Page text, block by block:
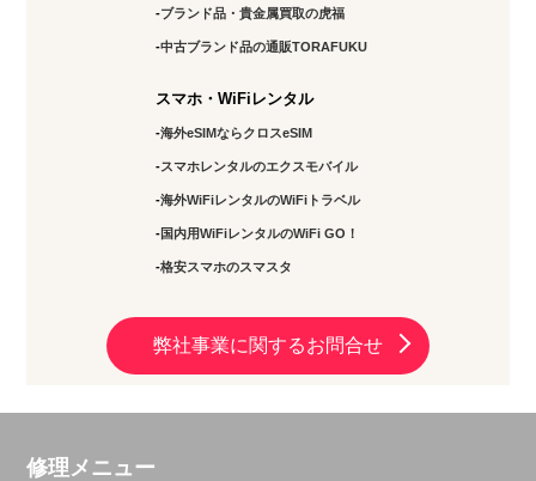
ブランド品・貴金属買取の虎福
中古ブランド品の通販TORAFUKU
スマホ・WiFiレンタル
海外eSIMならクロスeSIM
スマホレンタルのエクスモバイル
海外WiFiレンタルのWiFiトラベル
国内用WiFiレンタルのWiFi GO！
格安スマホのスマスタ
弊社事業に関するお問合せ
修理メニュー